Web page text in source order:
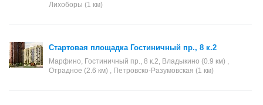
Лихоборы (1 км)
Стартовая площадка Гостиничный пр., 8 к.2
Марфино, Гостиничный пр., 8 к.2, Владыкино (0.9 км) ,
Отрадное (2.6 км) , Петровско-Разумовская (1 км)